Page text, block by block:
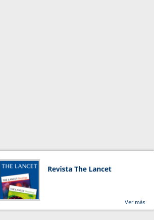
Revista The Lancet
Ver más